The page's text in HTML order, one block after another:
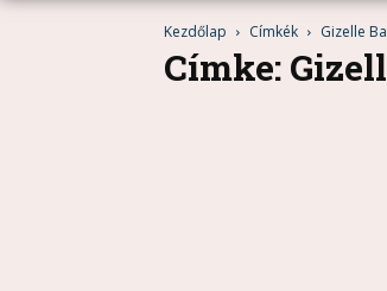
Kezdőlap Címkék Gizelle
Címke: